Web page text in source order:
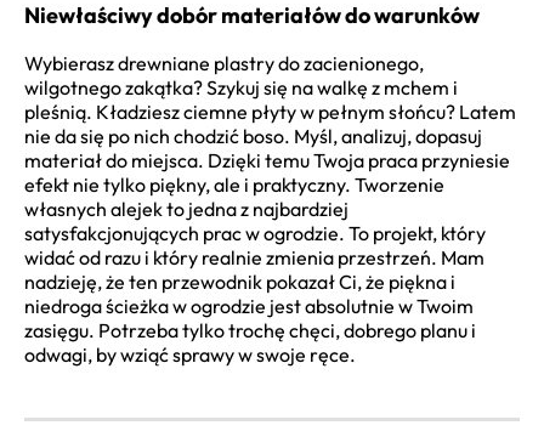
Niewłaściwy dobór materiałów do warunków
Wybierasz drewniane plastry do zacienionego,
wilgotnego zakątka? Szykuj się na walkę z mchem i
pleśnią. Kładziesz ciemne płyty w pełnym słońcu? Latem
nie da się po nich chodzić boso. Myśl, analizuj, dopasuj
materiał do miejsca. Dzięki temu Twoja praca przyniesie
efekt nie tylko piękny, ale i praktyczny. Tworzenie
własnych alejek to jedna z najbardziej
satysfakcjonujących prac w ogrodzie. To projekt, który
widać od razu i który realnie zmienia przestrzeń. Mam
nadzieję, że ten przewodnik pokazał Ci, że piękna i
niedroga ścieżka w ogrodzie jest absolutnie w Twoim
zasięgu. Potrzeba tylko trochę chęci, dobrego planu i
odwagi, by wziąć sprawy w swoje ręce.